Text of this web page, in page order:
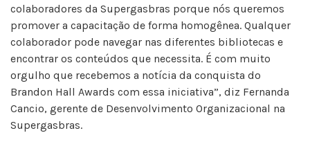
colaboradores da Supergasbras porque nós queremos
promover a capacitação de forma homogênea. Qualquer
colaborador pode navegar nas diferentes bibliotecas e
encontrar os conteúdos que necessita. É com muito
orgulho que recebemos a notícia da conquista do
Brandon Hall Awards com essa iniciativa”, diz Fernanda
Cancio, gerente de Desenvolvimento Organizacional na
Supergasbras.